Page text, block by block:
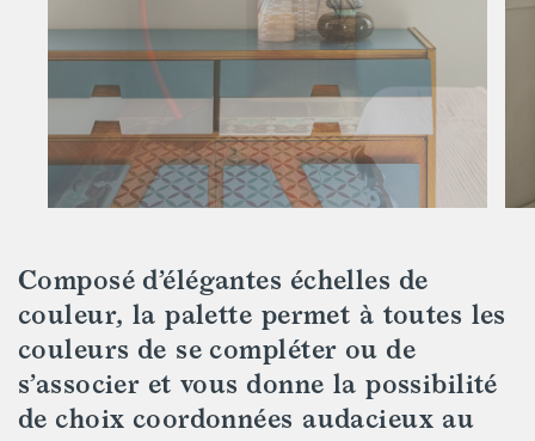
Composé d’élégantes échelles de
couleur, la palette permet à toutes les
couleurs de se compléter ou de
s’associer et vous donne la possibilité
de choix coordonnées audacieux au